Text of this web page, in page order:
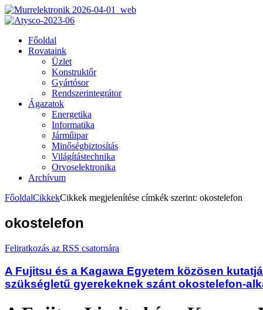
Főoldal
Rovataink
Üzlet
Konstruktőr
Gyártósor
Rendszerintegrátor
Ágazatok
Energetika
Informatika
Járműipar
Minőségbiztosítás
Világítástechnika
Orvoselektronika
Archívum
FőoldalCikkekCikkek megjelenítése címkék szerint: okostelefon
okostelefon
Feliratkozás az RSS csatornára
A Fujitsu és a Kagawa Egyetem közösen
szükségletű gyerekeknek szánt okostelefon-